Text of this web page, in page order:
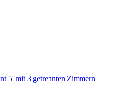
5' mit 3 getrennten Zimmern